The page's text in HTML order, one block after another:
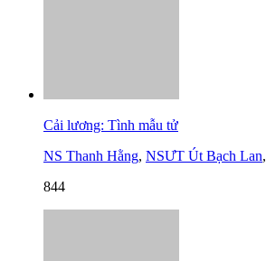
Cải lương: Tình mẫu tử
NS Thanh Hằng, NSƯT Út Bạch Lan,
844